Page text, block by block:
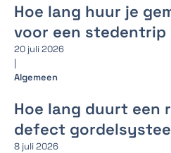
Hoe lang huur je
voor een stedentrip
20 juli 2026
|
Algemeen
Hoe lang duurt een
defect
8 juli 2026